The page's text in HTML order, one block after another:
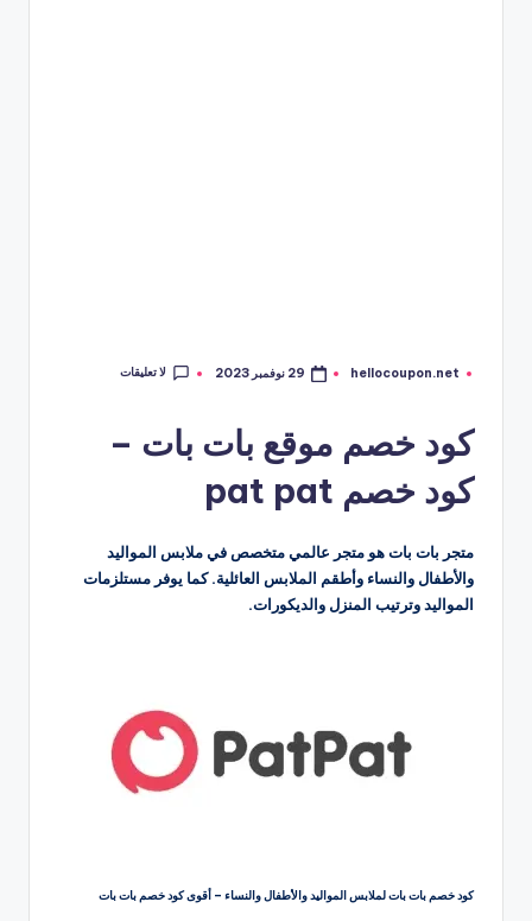
تمّ
hellocoupon.net 29 نوفمبر 2023 لا تعليقات
كود خصم موقع بات بات –
كود خصم pat pat
متجر بات بات هو متجر عالمي متخصص في ملابس المواليد
والأطفال والنساء وأطقم الملابس العائلية. كما يوفر مستلزمات
المواليد وترتيب المنزل والديكورات.
كود خصم بات بات لملابس المواليد والأطفال والنساء – أقوى كود خصم بات بات